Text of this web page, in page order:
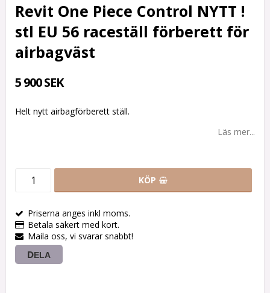
Revit One Piece Control NYTT !
stl EU 56 raceställ förberett för
airbagväst
5 900 SEK
Helt nytt airbagförberett ställ.
Läs mer...
KÖP
Priserna anges inkl moms.
Betala säkert med kort.
Maila oss, vi svarar snabbt!
DELA